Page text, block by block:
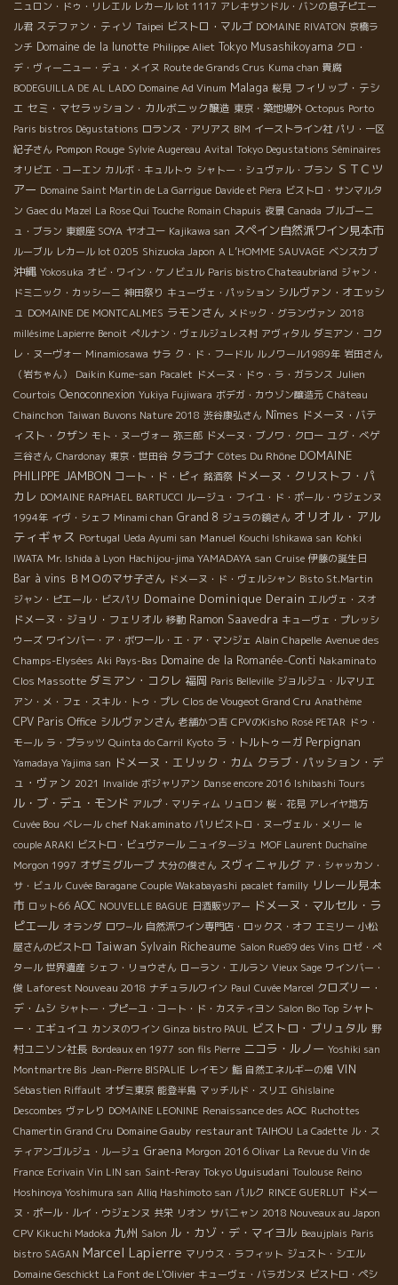
ニュロン・ドゥ・リレエル レカール lot 1117 アレキサンドル・バンの息子ピエー
ル君 ステファン・ティソ Taipei ビストロ・マルゴ DOMAINE RIVATON 京橋ラ
ンチ Domaine de la lunotte Philippe Aliet Tokyo Musashikoyama クロ・
デ・ヴィーニュー・デュ・メイヌ Route de Grands Crus Kuma chan 貴腐
BODEGUILLA DE AL LADO Domaine Ad Vinum Malaga 桜見 フィリップ・テシ
エ セミ・マセラッション・カルボニック醸造 東京・築地場外 Octopus Porto
Paris bistros Dégustations ロランス・アリアス BIM イーストライン社 パリ・一区
紀子さん Pompon Rouge Sylvie Augereau Avital Tokyo Degustations Séminaires
オリビエ・コーエン カルボ・キュルトゥ シャトー・シュヴァル・ブラン ＳＴＣツ
アー Domaine Saint Martin de La Garrigue Davide et Piera ビストロ・サンマルタ
ン Gaec du Mazel La Rose Qui Touche Romain Chapuis 夜景 Canada ブルゴーニ
ュ・ブラン 東銀座 SOYA ヤオユー Kajikawa san スペイン自然派ワイン見本市
ルーブル レカール lot 0205 Shizuoka Japon A L’HOMME SAUVAGE ベンスカブ
沖縄 Yokosuka オビ・ワイン・ケノビュル Paris bistro Chateaubriand ジャン・
ドミニック・カッシーニ 神田祭り キューヴェ・パッション シルヴァン・オエッシ
ュ DOMAINE DE MONTCALMES ラモンさん メドック・グランヴァン 2018
millésime Lapierre Benoit ぺルナン・ヴェルジュレス村 アヴィタル ダミアン・コク
レ・ヌーヴォー Minamiosawa サラ ク・ド・フードル ルノワール1989年 岩田さん
（岩ちゃん）
Daikin Kume-san Pacalet ドメーヌ・ドゥ・ラ・ガランス Julien
Courtois Oenoconnexion Yukiya Fujiwara ボデガ・カウゾン醸造元 Château
Chainchon Taiwan Buvons Nature 2018 渋谷康弘さん Nîmes ドメーヌ・バテ
ィスト・クザン モト・ヌーヴォー 弥三郎 ドメーヌ・ブノワ・クロー ユグ・べゲ
三谷さん Chardonay 東京・世田谷 タラゴナ Côtes Du Rhône DOMAINE
PHILIPPE JAMBON コート・ド・ピィ 銘酒祭 ドメーヌ・クリストフ・パ
カレ DOMAINE RAPHAEL BARTUCCI ルージュ・フイユ・ド・ポール・ウジェンヌ
1994年 イヴ・シェフ Minami chan Grand 8 ジュラの鏡さん オリオル・アル
ティギャス Portugal Ueda Ayumi san Manuel Kouchi Ishikawa san Kohki
IWATA Mr. Ishida à Lyon Hachijou-jima YAMADAYA san Cruise 伊藤の誕生日
Bar à vins ＢＭＯのマサ子さん ドメーヌ・ド・ヴェルシャン Bisto St.Martin
ジャン・ピエール・ビスパリ Domaine Dominique Derain エルヴェ・スオ
ドメーヌ・ジョリ・フェリオル 移動 Ramon Saavedra キューヴェ・プレッシ
ウーズ ワインバー・ア・ボワール・エ・ア・マンジェ Alain Chapelle Avenue des
Champs-Elysées Aki Pays-Bas Domaine de la Romanée-Conti Nakaminato
Clos Massotte ダミアン・コクレ 福岡 Paris Belleville ジョルジュ・ルマリエ
アン・メ・フェ・スキル・トゥ・プレ Clos de Vougeot Grand Cru Anathème
CPV Paris Office シルヴァンさん 老舗かつ吉 CPVのKisho Rosé PETAR ドゥ・
モール ラ・プラッツ Quinta do Carril Kyoto ラ・トルトゥーガ Perpignan
Yamadaya Yajima san ドメーヌ・エリック・カム クラブ・パッション・デ
ュ・ヴァン 2021 Invalide ボジャリアン Danse encore 2016 Ishibashi Tours
ル・ブ・デュ・モンド アルプ・マリティム リュロン 桜・花見 アレイヤ地方
Cuvée Bou ベレール chef Nakaminato パリビストロ・ヌーヴェル・メリー le
couple ARAKI ビストロ・ビュヴァール ニュイタージュ MOF Laurent Duchaîne
Morgon 1997 オザミグループ 大分の俊さん スヴィニャルグ ア・シャッカン・
サ・ビュル Cuvée Baragane Couple Wakabayashi pacalet familly リレール見本
市 ロット66 AOC NOUVELLE BAGUE 日酒販ツアー ドメーヌ・マルセル・ラ
ピエール オランダ ロワ−ル 自然派ワイン専門店・ロックス・オフ エミリー 小松
屋さんのビストロ Taiwan Sylvain Richeaume Salon Rue89 des Vins ロゼ・ぺ
タール 世界遺産 シェフ・リョウさん ローラン・エルラン Vieux Sage ワインバー・
俊 Laforest Nouveau 2018 ナチュラルワイン Paul Cuvée Marcel クロズリー・
デ・ムシ シャトー・プピーユ・コート・ド・カスティヨン Salon Bio Top シャト
ー・エギュイユ カンヌのワイン Ginza bistro PAUL ビストロ・ブリュタル 野
村ユニソン社長 Bordeaux en 1977 son fils Pierre ニコラ・ルノー Yoshiki san
Montmartre Bis Jean-Pierre BISPALIE レイモン 鮨 自然エネルギーの畑 VIN
Sébastien Riffault オザミ東京 能登半島 マッチルド・スリエ Ghislaine
Descombes ヴァレり DOMAINE LEONINE Renaissance des AOC Ruchottes
Chamertin Grand Cru Domaine Gauby restaurant TAIHOU La Cadette ル・ス
ティアンゴルジュ・ルージュ Graena Morgon 2016 Olivar La Revue du Vin de
France Ecrivain Vin LIN san Saint-Peray Tokyo Uguisudani Toulouse Reino
Hoshinoya Yoshimura san Alliq Hashimoto san パルク RINCE GUERLUT ドメー
ヌ・ポール・ルイ・ウジェンヌ 共栄 リオン サバニャン 2018 Nouveaux au Japon
CPV Kikuchi Madoka 九州 Salon ル・カゾ・デ・マイヨル Beaujplais Paris
bistro SAGAN Marcel Lapierre マリウス・ラフィット ジュスト・シエル
Domaine Geschickt La Font de L'Olivier キューヴェ・バラガンヌ ビストロ・ペシ